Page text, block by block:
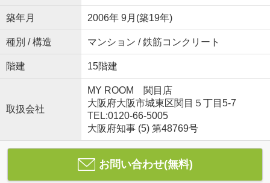
築年月 2006年 9月(築19年)
種別 / 構造 マンション / 鉄筋コンクリート
階建 15階建
取扱会社
MY ROOM 関目店
大阪府大阪市城東区関目５丁目5-7
TEL:0120-66-5005
大阪府知事 (5) 第48769号
お問い合わせ(無料)